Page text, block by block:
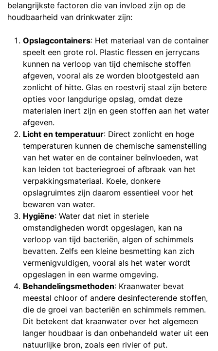
belangrijkste factoren die van invloed zijn op de
houdbaarheid van drinkwater zijn:
Opslagcontainers: Het materiaal van de container
speelt een grote rol. Plastic flessen en jerrycans
kunnen na verloop van tijd chemische stoffen
afgeven, vooral als ze worden blootgesteld aan
zonlicht of hitte. Glas en roestvrij staal zijn betere
opties voor langdurige opslag, omdat deze
materialen inert zijn en geen stoffen aan het water
afgeven.
Licht en temperatuur: Direct zonlicht en hoge
temperaturen kunnen de chemische samenstelling
van het water en de container beïnvloeden, wat
kan leiden tot bacteriegroei of afbraak van het
verpakkingsmateriaal. Koele, donkere
opslagruimtes zijn daarom essentieel voor het
bewaren van water.
Hygiëne: Water dat niet in steriele
omstandigheden wordt opgeslagen, kan na
verloop van tijd bacteriën, algen of schimmels
bevatten. Zelfs een kleine besmetting kan zich
vermenigvuldigen, vooral als het water wordt
opgeslagen in een warme omgeving.
Behandelingsmethoden: Kraanwater bevat
meestal chloor of andere desinfecterende stoffen,
die de groei van bacteriën en schimmels remmen.
Dit betekent dat kraanwater over het algemeen
langer houdbaar is dan onbehandeld water uit een
natuurlijke bron, zoals een rivier of put.